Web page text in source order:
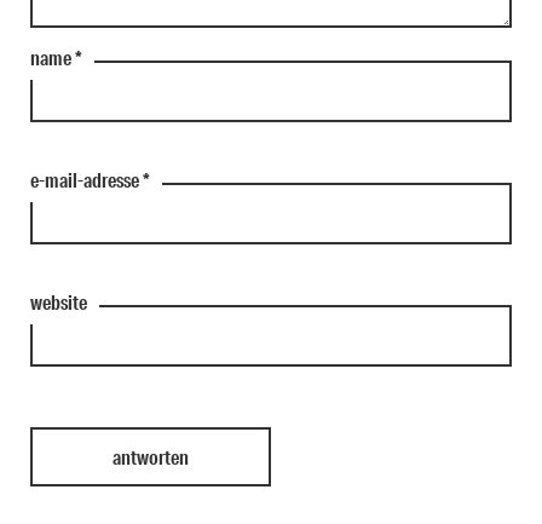
name*
e-mail-adresse*
website